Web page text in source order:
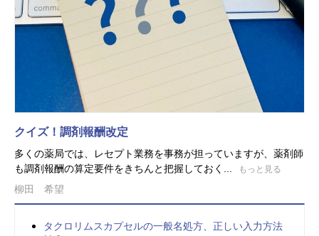
クイズ！調剤報酬改定
多くの薬局では、レセプト業務を事務が担っていますが、薬剤師
も調剤報酬の算定要件をきちんと把握しておく...
もっと見る
柳田 希望
タクロリムスカプセルの一般名処方、正しい入力方法